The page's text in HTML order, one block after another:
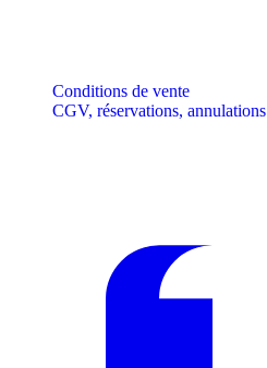
Conditions de vente
CGV, réservations, annulations